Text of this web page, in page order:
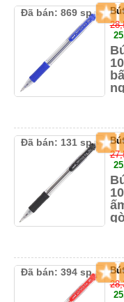
Đã bán: 869 sp
Đã bán: 131 sp
Đã bán: 394 sp